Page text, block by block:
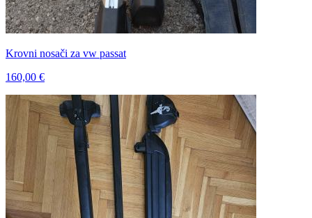
Krovni nosači za vw passat
160,00 €